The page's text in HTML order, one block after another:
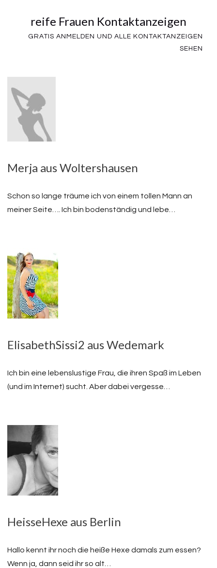
reife Frauen Kontaktanzeigen
GRATIS ANMELDEN UND ALLE KONTAKTANZEIGEN
SEHEN
Merja aus Woltershausen
Schon so lange träume ich von einem tollen Mann an
meiner Seite…. Ich bin bodenständig und lebe…
ElisabethSissi2 aus Wedemark
Ich bin eine lebenslustige Frau, die ihren Spaß im Leben
(und im Internet) sucht. Aber dabei vergesse…
HeisseHexe aus Berlin
Hallo kennt ihr noch die heiße Hexe damals zum essen?
Wenn ja, dann seid ihr so alt…